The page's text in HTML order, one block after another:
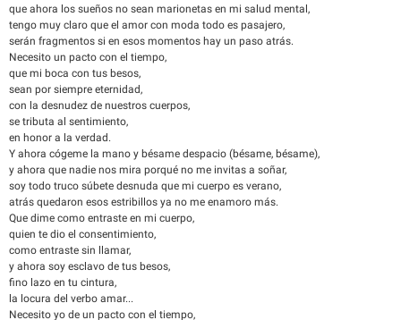
que ahora los sueños no sean marionetas en mi salud mental,
tengo muy claro que el amor con moda todo es pasajero,
serán fragmentos si en esos momentos hay un paso atrás.
Necesito un pacto con el tiempo,
que mi boca con tus besos,
sean por siempre eternidad,
con la desnudez de nuestros cuerpos,
se tributa al sentimiento,
en honor a la verdad.
Y ahora cógeme la mano y bésame despacio (bésame, bésame),
y ahora que nadie nos mira porqué no me invitas a soñar,
soy todo truco súbete desnuda que mi cuerpo es verano,
atrás quedaron esos estribillos ya no me enamoro más.
Que dime como entraste en mi cuerpo,
quien te dio el consentimiento,
como entraste sin llamar,
y ahora soy esclavo de tus besos,
fino lazo en tu cintura,
la locura del verbo amar...
Necesito yo de un pacto con el tiempo,